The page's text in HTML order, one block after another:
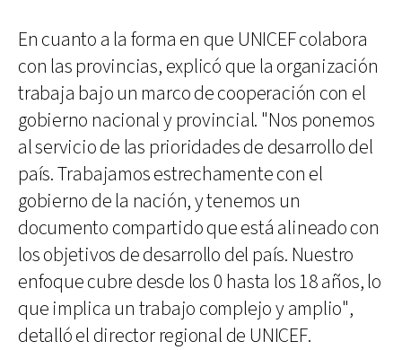
En cuanto a la forma en que UNICEF colabora
con las provincias, explicó que la organización
trabaja bajo un marco de cooperación con el
gobierno nacional y provincial. "Nos ponemos
al servicio de las prioridades de desarrollo del
país. Trabajamos estrechamente con el
gobierno de la nación, y tenemos un
documento compartido que está alineado con
los objetivos de desarrollo del país. Nuestro
enfoque cubre desde los 0 hasta los 18 años, lo
que implica un trabajo complejo y amplio",
detalló el director regional de UNICEF.